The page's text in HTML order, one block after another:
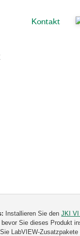
Kontakt
Installieren Sie denJKI VI
, bevor Sie dieses Produkt
LabVIEW-